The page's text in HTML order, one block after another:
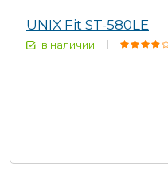
UNIX Fit ST-580LE
в наличии